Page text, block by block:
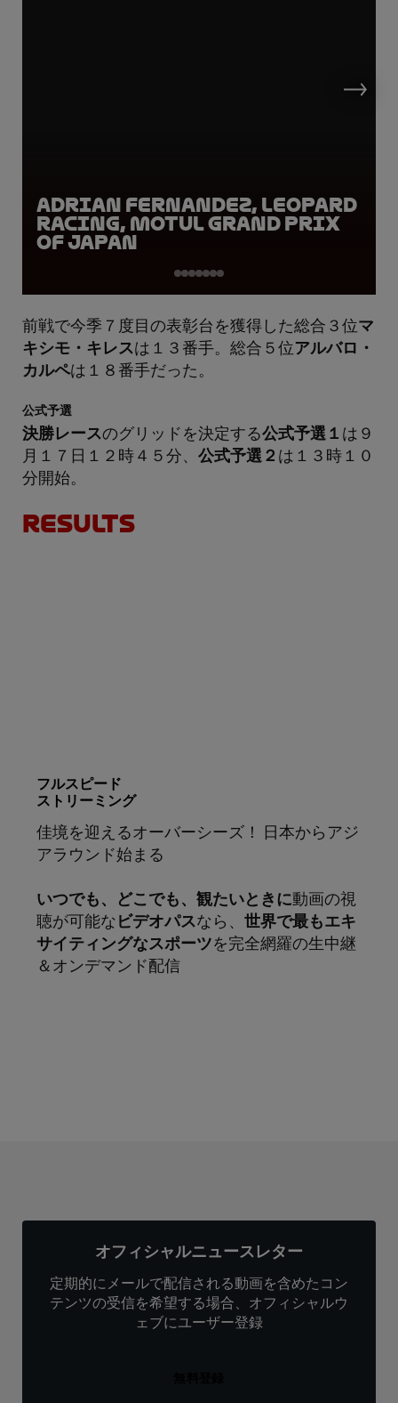
Adrian Fernandez, Leopard
Racing, Motul Grand Prix
of Japan
前戦で今季７度目の表彰台を獲得した総合３位マ
キシモ・キレスは１３番手。総合５位アルバロ・
カルペは１８番手だった。
公式予選
決勝レースのグリッドを決定する公式予選１ は９
月１７日１２時４５分、 公式予選２ は１３時１０
分開始。
RESULTS
フルスピード
ストリーミング
佳境を迎えるオーバーシーズ！ 日本からアジ
アラウンド始まる
いつでも、どこでも、観たいときに動画の視
聴が可能な ビデオパスなら、 世界で最もエキ
サイティングなスポーツを完全網羅の生中継
＆オンデマンド配信
オフィシャルニュースレター
定期的にメールで配信される動画を含めたコン
テンツの受信を希望する場合、オフィシャルウ
ェブにユーザー登録